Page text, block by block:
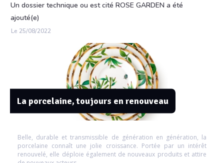
Un dossier technique ou est cité ROSE GARDEN a été
ajouté(e)
Le 25/08/2022
La porcelaine, toujours en renouveau
Belle, durable et transmissible de génération en génération, la
porcelaine connaît une jolie croissance. Portée par un intérêt
renouvelé, elle déploie également de nouveaux produits et attire